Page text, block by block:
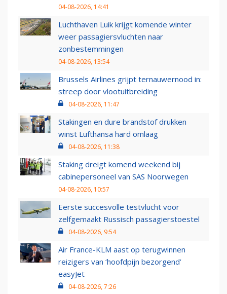
04-08-2026, 14:41
Luchthaven Luik krijgt komende winter
weer passagiersvluchten naar
zonbestemmingen
04-08-2026, 13:54
Brussels Airlines grijpt ternauwernood in:
streep door vlootuitbreiding
04-08-2026, 11:47
Stakingen en dure brandstof drukken
winst Lufthansa hard omlaag
04-08-2026, 11:38
Staking dreigt komend weekend bij
cabinepersoneel van SAS Noorwegen
04-08-2026, 10:57
Eerste succesvolle testvlucht voor
zelfgemaakt Russisch passagierstoestel
04-08-2026, 9:54
Air France-KLM aast op terugwinnen
reizigers van ‘hoofdpijn bezorgend’
easyJet
04-08-2026, 7:26